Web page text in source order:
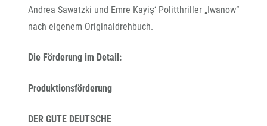
Andrea Sawatzki und Emre Kayiş‘ Politthriller „Iwanow“
nach eigenem Originaldrehbuch.
Die Förderung im Detail:
Produktionsförderung
DER GUTE DEUTSCHE